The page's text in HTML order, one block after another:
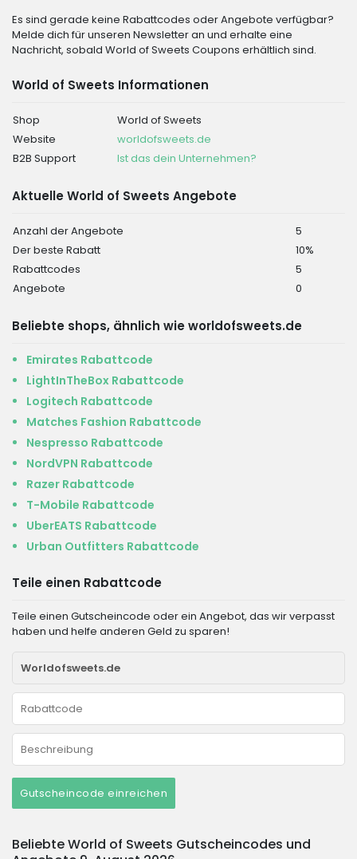
Es sind gerade keine Rabattcodes oder Angebote verfügbar?
Melde dich für unseren Newsletter an und erhalte eine
Nachricht, sobald World of Sweets Coupons erhältlich sind.
World of Sweets Informationen
Shop
World of Sweets
Website
worldofsweets.de
B2B Support
Ist das dein Unternehmen?
Aktuelle World of Sweets Angebote
Anzahl der Angebote
5
Der beste Rabatt
10%
Rabattcodes
5
Angebote
0
Beliebte shops, ähnlich wie worldofsweets.de
Emirates Rabattcode
LightInTheBox Rabattcode
Logitech Rabattcode
Matches Fashion Rabattcode
Nespresso Rabattcode
NordVPN Rabattcode
Razer Rabattcode
T-Mobile Rabattcode
UberEATS Rabattcode
Urban Outfitters Rabattcode
Teile einen Rabattcode
Teile einen Gutscheincode oder ein Angebot, das wir verpasst
haben und helfe anderen Geld zu sparen!
Gutscheincode einreichen
Beliebte World of Sweets Gutscheincodes und